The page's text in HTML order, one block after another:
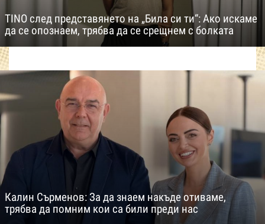
TINO след представянето на „Била си ти“: Ако искаме
да се опознаем, трябва да се срещнем с болката
Калин Сърменов: За да знаем накъде отиваме,
трябва да помним кои са били преди нас